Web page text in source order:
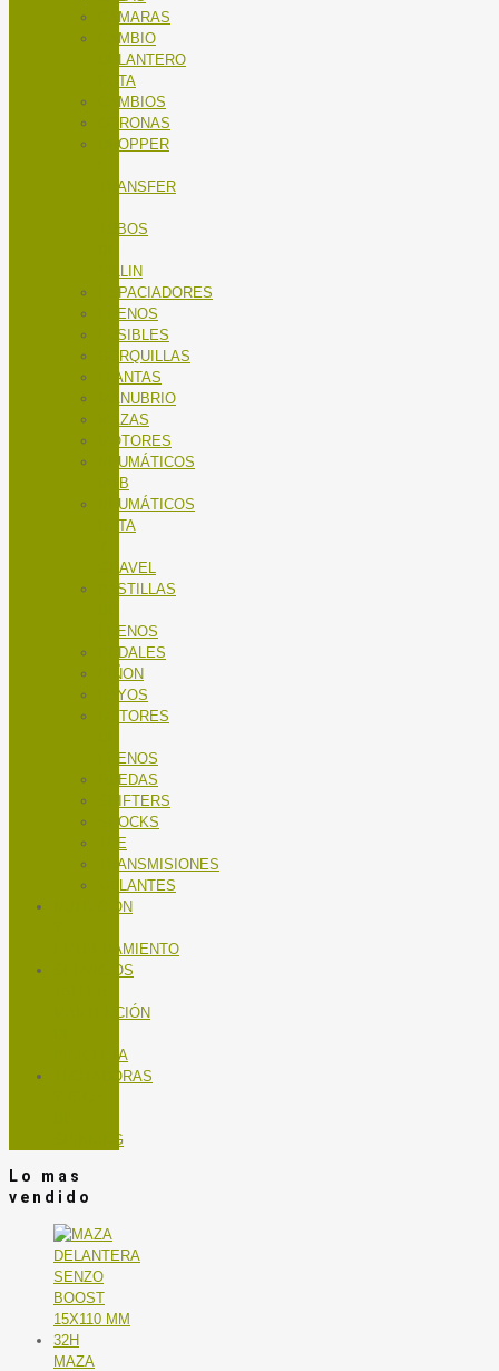
CÁMARAS
CAMBIO
DELANTERO
RUTA
CAMBIOS
CORONAS
DROPPER
TRANSFER
TUBOS
SILLIN
ESPACIADORES
FRENOS
FUSIBLES
HORQUILLAS
LLANTAS
MANUBRIO
MAZAS
MOTORES
NEUMÁTICOS
MTB
NEUMÁTICOS
RUTA
GRAVEL
PASTILLAS
FRENOS
PEDALES
PIÑON
RAYOS
ROTORES
FRENOS
RUEDAS
SHIFTERS
SHOCKS
TEE
TRANSMISIONES
VOLANTES
NUTRICIÓN
ENTRENAMIENTO
SERVICIOS
MANTENCIÓN
BICICLETA
TROTADORAS
SPINNING
Lo mas
vendido
MAZA